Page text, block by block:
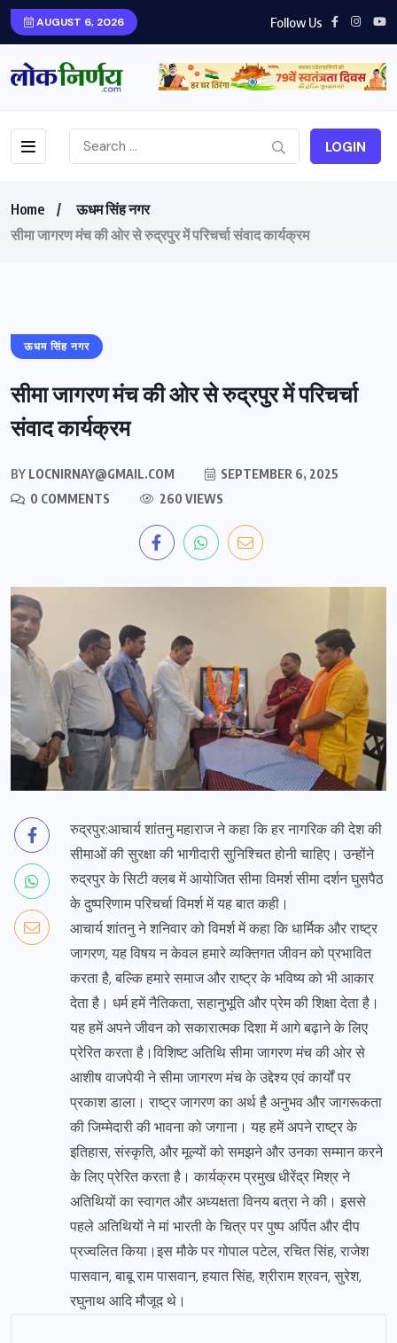
AUGUST 6, 2026 Follow Us
LOGIN
Home
ऊधम सिंह नगर
सीमा जागरण मंच की ओर से रुद्रपुर में परिचर्चा संवाद कार्यक्रम
ऊधम सिंह नगर
सीमा जागरण मंच की ओर से रुद्रपुर में परिचर्चा
संवाद कार्यक्रम
BY LOCNIRNAY@GMAIL.COM
SEPTEMBER 6, 2025
0 COMMENTS
260 VIEWS
रुद्रपुर:आचार्य शांतनु महाराज ने कहा कि हर नागरिक की देश की
सीमाओं की सुरक्षा की भागीदारी सुनिश्चित होनी चाहिए। उन्होंने
रुद्रपुर के सिटी क्लब में आयोजित सीमा विमर्श सीमा दर्शन घुसपैठ
के दुष्परिणाम परिचर्चा विमर्श में यह बात कही।
आचार्य शांतनु ने शनिवार को विमर्श में कहा कि धार्मिक और राष्ट्र
जागरण, यह विषय न केवल हमारे व्यक्तिगत जीवन को प्रभावित
करता है, बल्कि हमारे समाज और राष्ट्र के भविष्य को भी आकार
देता है। धर्म हमें नैतिकता, सहानुभूति और प्रेम की शिक्षा देता है।
यह हमें अपने जीवन को सकारात्मक दिशा में आगे बढ़ाने के लिए
प्रेरित करता है।विशिष्ट अतिथि सीमा जागरण मंच की ओर से
आशीष वाजपेयी ने सीमा जागरण मंच के उद्देश्य एवं कार्यों पर
प्रकाश डाला। राष्ट्र जागरण का अर्थ है अनुभव और जागरूकता
की जिम्मेदारी की भावना को जगाना। यह हमें अपने राष्ट्र के
इतिहास, संस्कृति, और मूल्यों को समझने और उनका सम्मान करने
के लिए प्रेरित करता है। कार्यक्रम प्रमुख धीरेंद्र मिश्र ने
अतिथियों का स्वागत और अध्यक्षता विनय बत्रा ने की। इससे
पहले अतिथियों ने मां भारती के चित्र पर पुष्प अर्पित और दीप
प्रज्वलित किया।इस मौके पर गोपाल पटेल, रचित सिंह, राजेश
पासवान, बाबू राम पासवान, हयात सिंह, श्रीराम श्रवन, सुरेश,
रघुनाथ आदि मौजूद थे।